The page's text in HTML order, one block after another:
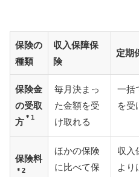
保険の
種類
収入保障保
険
定期
保険金
の受取
方 ＊1
毎月決まっ
た金額を受
け取れる
一括
を受
保険料
＊2
ほかの保険
に比べて保
収入
より